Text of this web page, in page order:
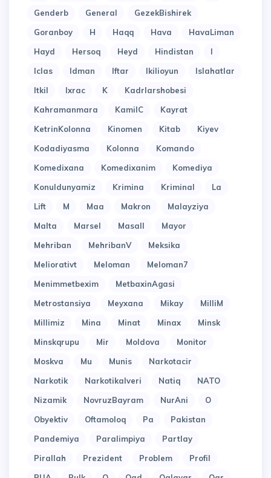
Genderb
General
GezekBishirek
Goranboy
H Haqq Hava
HavaLiman
Hayd
Hersoq Heyd Hindistan
I
Iclas
Idman Iftar Ikilioyun
Islahatlar
Itkil
Ixrac K
Kadrlarshobesi
Kahramanmara
KamilC
Kayrat
KetrinKolonna
Kinomen Kitab
Kiyev
Kodadiyasma
Kolonna
Komando
Komedixana
Komedixanim
Komediya
Konuldunyamiz
Krimina Kriminal
La
Lift
M Maa Makron
Malayziya
Malta
Marsel Masall
Mayor
Mehriban
MehribanV
Meksika
Meliorativt
Meloman
Meloman7
Menimmetbexim
MetbaxinAgasi
Metrostansiya
Meyxana Mikay
MilliM
Millimiz
Mina Minat Minax
Minsk
Minskqrupu
Mir Moldova
Monitor
Moskva
Mu Munis
Narkotacir
Narkotik
Narkotikalveri Natiq
NATO
Nizamik
NovruzBayram NurAni
O
Obyektiv
Oftamoloq Pa
Pakistan
Pandemiya
Paralimpiya
Partlay
Pirallah
Prezident Problem
Profil